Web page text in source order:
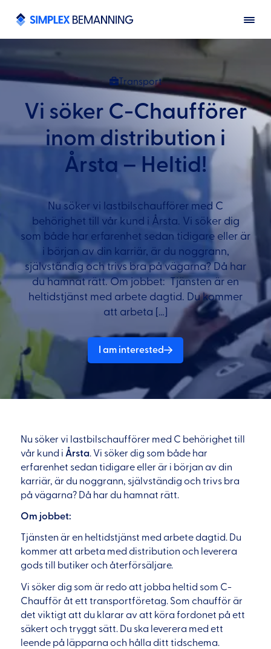
Transport
Vi söker C-Chaufförer
inom distribution i
Årsta – Heltid!
Nu söker vi lastbilschaufförer med C
behörighet till vår kund i Årsta. Vi söker dig
som både har erfarenhet sedan tidigare eller är
i början av din karriär, är du noggrann,
självständig och trivs bra på vägarna? Då har
du hamnat rätt. Om jobbet: Tjänsten är en
heltidstjänst med arbete dagtid. Du kommer
att arbeta […]
I am interested
Nu söker vi lastbilschaufförer med C behörighet till
vår kund i Årsta. Vi söker dig som både har
erfarenhet sedan tidigare eller är i början av din
karriär, är du noggrann, självständig och trivs bra
på vägarna? Då har du hamnat rätt.
Om jobbet:
Tjänsten är en heltidstjänst med arbete dagtid. Du
kommer att arbeta med distribution och leverera
gods till butiker och återförsäljare.
Vi söker dig som är redo att jobba heltid som C-
Chaufför åt ett transportföretag. Som chaufför är
det viktigt att du klarar av att köra fordonet på ett
säkert och tryggt sätt. Du ska leverera med ett
leende på läpparna och hålla ditt tidschema.